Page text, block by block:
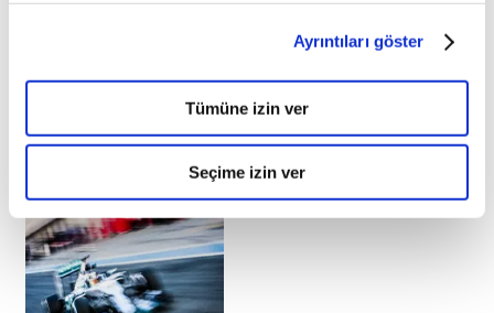
Ayrıntıları göster
Tümüne izin ver
Seçime izin ver
İlginizi çekebilecek haberler